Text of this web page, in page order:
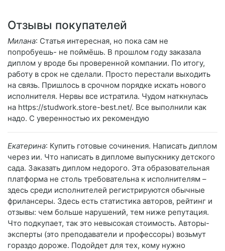
Отзывы покупателей
Милана: Статья интересная, но пока сам не
попробуешь- не поймёшь. В прошлом году заказала
диплом у вроде бы проверенной компании. По итогу,
работу в срок не сделали. Просто перестали выходить
на связь. Пришлось в срочном порядке искать нового
исполнителя. Нервы все истратила. Чудом наткнулась
на https://studwork.store-best.net/. Все выполнили как
надо. С уверенностью их рекомендую
Екатерина: Купить готовые сочинения. Написать диплом
через ии. Что написать в дипломе выпускнику детского
сада. Заказать диплом недорого. Эта образовательная
платформа не столь требовательна к исполнителям –
здесь среди исполнителей регистрируются обычные
фрилансеры. Здесь есть статистика авторов, рейтинг и
отзывы: чем больше нарушений, тем ниже репутация.
Что подкупает, так это невысокая стоимость. Авторы-
эксперты (это преподаватели и профессоры) возьмут
гораздо дороже. Подойдет для тех, кому нужно